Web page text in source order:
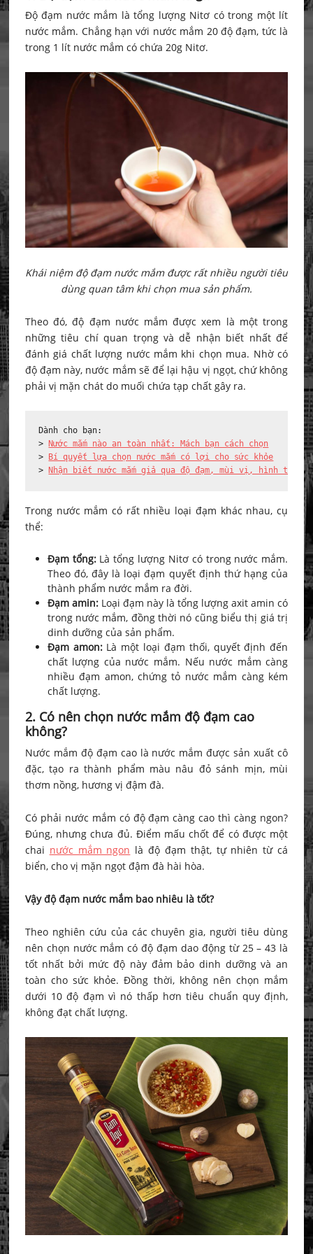
Độ đạm nước mắm là tổng lượng Nitơ có trong một lít
nước mắm. Chẳng hạn với nước mắm 20 độ đạm, tức là
trong 1 lít nước mắm có chứa 20g Nitơ.
Khái niệm độ đạm nước mắm được rất nhiều người tiêu
dùng quan tâm khi chọn mua sản phẩm.
Theo đó, độ đạm nước mắm được xem là một trong
những tiêu chí quan trọng và dễ nhận biết nhất để
đánh giá chất lượng nước mắm khi chọn mua. Nhờ có
độ đạm này, nước mắm sẽ để lại hậu vị ngọt, chứ không
phải vị mặn chát do muối chứa tạp chất gây ra.
Dành cho bạn:
>
Nước mắm nào an toàn nhất: Mách bạn cách chọn
>
Bí quyết lựa chọn nước mắm có lợi cho sức khỏe
>
Nhận biết nước mắm giả qua độ đạm, mùi vị, hình thức
Trong nước mắm có rất nhiều loại đạm khác nhau, cụ
thể:
Đạm tổng: Là tổng lượng Nitơ có trong nước mắm.
Theo đó, đây là loại đạm quyết định thứ hạng của
thành phẩm nước mắm ra đời.
Đạm amin: Loại đạm này là tổng lượng axit amin có
trong nước mắm, đồng thời nó cũng biểu thị giá trị
dinh dưỡng của sản phẩm.
Đạm amon: Là một loại đạm thối, quyết định đến
chất lượng của nước mắm. Nếu nước mắm càng
nhiều đạm amon, chứng tỏ nước mắm càng kém
chất lượng.
2. Có nên chọn nước mắm độ đạm cao
không?
Nước mắm độ đạm cao là nước mắm được sản xuất cô
đặc, tạo ra thành phẩm màu nâu đỏ sánh mịn, mùi
thơm nồng, hương vị đậm đà.
Có phải nước mắm có độ đạm càng cao thì càng ngon?
Đúng, nhưng chưa đủ. Điểm mấu chốt để có được một
chai nước mắm ngon là độ đạm thật, tự nhiên từ cá
biển, cho vị mặn ngọt đậm đà hài hòa.
Vậy độ đạm nước mắm bao nhiêu là tốt?
Theo nghiên cứu của các chuyên gia, người tiêu dùng
nên chọn nước mắm có độ đạm dao động từ 25 – 43 là
tốt nhất bởi mức độ này đảm bảo dinh dưỡng và an
toàn cho sức khỏe. Đồng thời, không nên chọn mắm
dưới 10 độ đạm vì nó thấp hơn tiêu chuẩn quy định,
không đạt chất lượng.